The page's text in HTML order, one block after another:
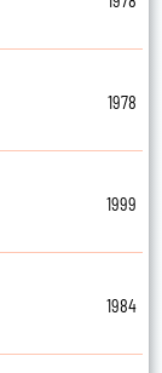
1978
1999
1984